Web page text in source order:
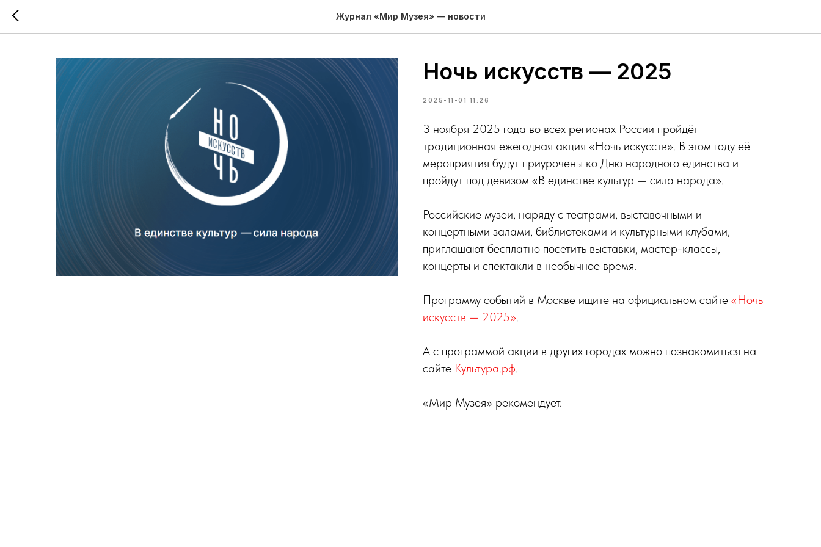
Журнал «Мир Музея» — новости
Ночь искусств — 2025
2025-11-01 11:26
3 ноября 2025 года во всех регионах России пройдёт
традиционная ежегодная акция «Ночь искусств». В этом году её
мероприятия будут приурочены ко Дню народного единства и
пройдут под девизом «В единстве культур — сила народа».
Российские музеи, наряду с театрами, выставочными и
концертными залами, библиотеками и культурными клубами,
приглашают бесплатно посетить выставки, мастер-классы,
концерты и спектакли в необычное время.
Программу событий в Москве ищите на официальном сайте «Ночь
искусств — 2025».
А с программой акции в других городах можно познакомиться на
сайте Культура.рф.
«Мир Музея» рекомендует.